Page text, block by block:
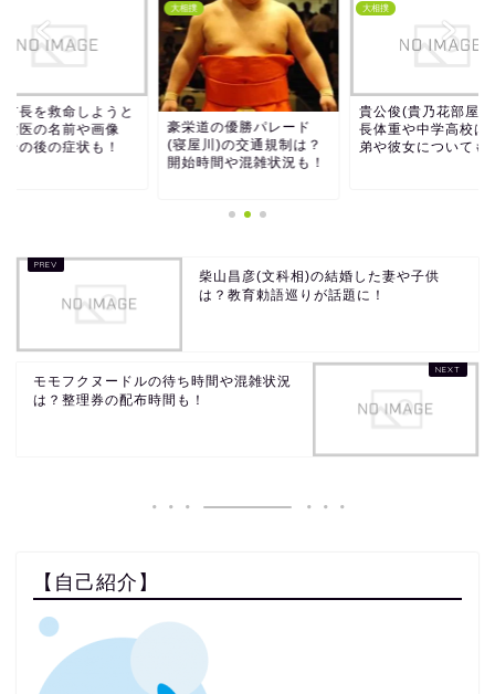
市長を救命しようと
女医の名前や画像
その後の症状も！
大相撲
豪栄道の優勝パレード
(寝屋川)の交通規制は？
開始時間や混雑状況も！
大相撲
貴公俊(貴乃花部屋)
長体重や中学高校は
弟や彼女についても
柴山昌彦(文科相)の結婚した妻や子供
は？教育勅語巡りが話題に！
モモフクヌードルの待ち時間や混雑状況
は？整理券の配布時間も！
【自己紹介】